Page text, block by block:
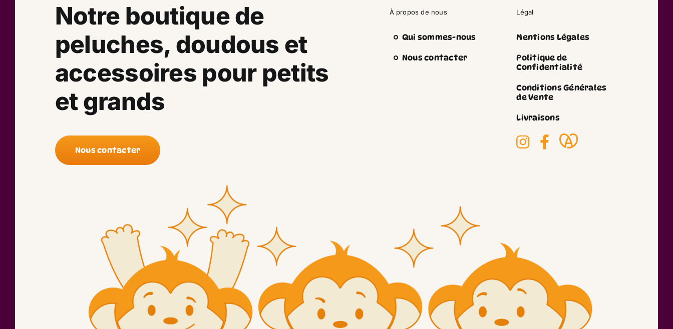
Notre boutique de
peluches, doudous et
accessoires pour petits
et grands
Nous contacter
À propos de nous
Qui sommes-nous
Nous contacter
Légal
Mentions Légales
Politique de
Confidentialité
Conditions Générales
de Vente
Livraisons